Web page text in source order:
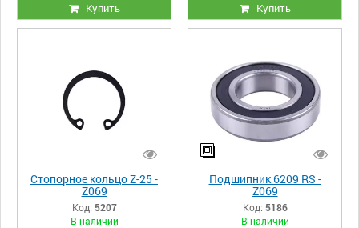
Купить Купить
Стопорное кольцо Z-25 -
Z069
Код: 5207
В наличии
Подшипник 6209 RS -
Z069
Код: 5186
В наличии